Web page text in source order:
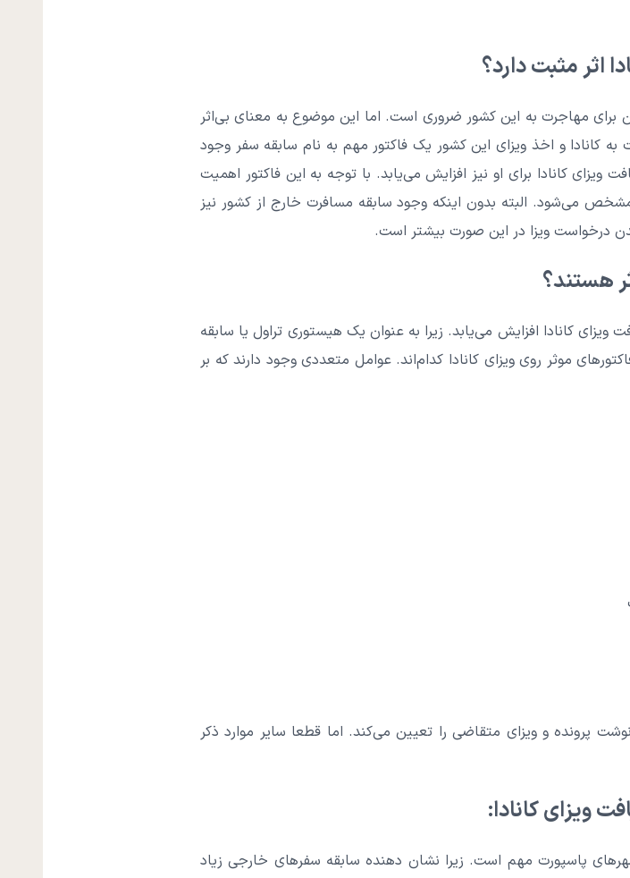
اثر مثبت دارد؟
برای مهاجرت به این کشور ضروری است. اما این موضوع به معنای بی‌اثر
کانادا و اخذ ویزای این کشور یک فاکتور مهم به نام سابقه سفر وجود
ویزای کانادا برای او نیز افزایش می‌یابد. با توجه به این فاکتور اهمیت
می‌شود. البته بدون اینکه وجود سابقه مسافرت خارج از کشور نیز
درخواست ویزا در این صورت بیشتر است.
هستند؟
ویزای کانادا افزایش می‌یابد. زیرا به عنوان یک هیستوری تراول یا سابقه
موثر روی ویزای کانادا کدام‌اند. عوامل متعددی وجود دارند که بر
پرونده و ویزای متقاضی را تعیین می‌کند. اما قطعا سایر موارد ذکر
ویزای کانادا:
پاسپورت مهم است. زیرا نشان دهنده سابقه سفرهای خارجی زیاد